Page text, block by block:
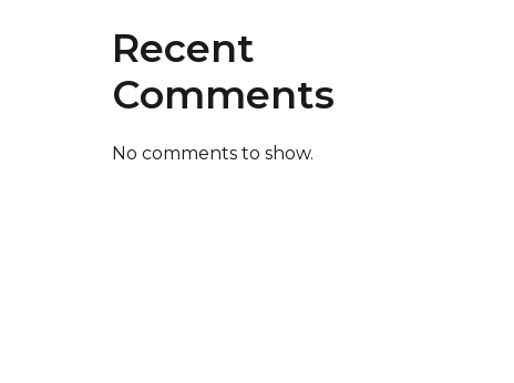
Recent
Comments
No comments to show.